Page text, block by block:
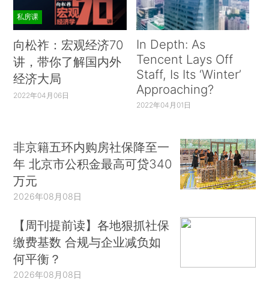
私房课
向松祚：宏观经济70
讲，带你了解国内外
经济大局
2022年04月06日
In Depth: As
Tencent Lays Off
Staff, Is Its ‘Winter’
Approaching?
2022年04月01日
非京籍五环内购房社保降至一
年 北京市公积金最高可贷340
万元
2026年08月08日
【周刊提前读】各地狠抓社保
缴费基数 合规与企业减负如
何平衡？
2026年08月08日